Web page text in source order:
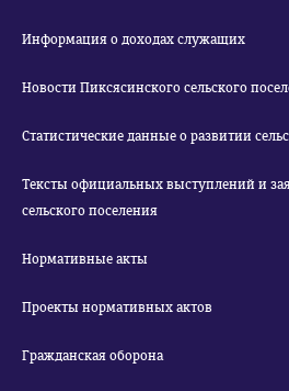
Информация о доходах служащих
Новости Пиксясинского сельского
Статистические данные о развитии
Тексты официальных выступлений и
сельского поселения
Нормативные акты
Проекты нормативных актов
Гражданская оборона